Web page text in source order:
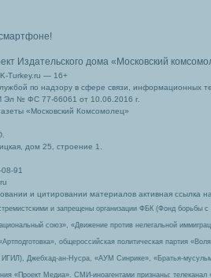
Издательского дома «Московский
Turkey.ru — 16+
по надзору в сфере связи, информационных
Эл № ФС 77-66061 от 10.06.2016 г.
«Московский Комсомолец»
дом 25, строение 1.
91
и цитировании материалов активная ссылка
и запрещены организации ФБК (Фонд борьбы
союз», «Движение против нелегальной
общероссийская политическая партия
ИГИЛ), Джебхад-ан-Нусра, «АУМ Синрике», «Братья-
«Проект Медиа». СМИ-иноагентами признаны: